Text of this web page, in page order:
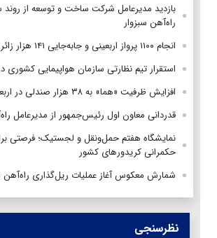
بازدید مدیرعامل شرکت ساخت و توسعه از
راه‌آهن سبزوار
انجام ۱۱۰۰ پرواز اربعینی و جابه‌جایی ۱۴۱ هزار زائر تا ۱۲ مرداد
استقرار تیم‌ نظارتی سازمان هواپیمایی کشوری
افزایش ظرفیت «هما» به ۳۸ هزار صندلی در اربعین ۱۴۰۵
قدردانی معاون اول رئیس‌جمهور از مدیرعامل
نمایشگاه هفتم حمل‌ونقل و لجستیک؛ فرصتی
حکمرانی کریدورهای کشور
شمارش معکوس آغاز عملیات ریل‌گذاری راه‌آهن
نظرسنجی